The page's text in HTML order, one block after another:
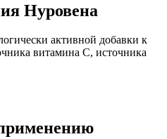
Нуровена
активной добавки к
витамина С, источника